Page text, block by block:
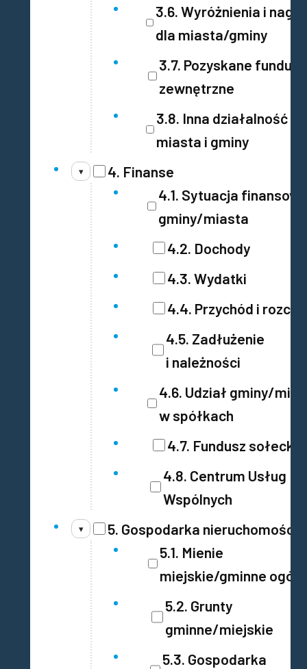
3.6. Wyróżnienia i
dla miasta/gminy
3.7. Pozyskane
zewnętrzne
3.8. Inna działalność
miasta i gminy
▾
4. Finanse
4.1. Sytuacja
gminy/miasta
4.2. Dochody
4.3. Wydatki
4.4. Przychód i
4.5. Zadłużenie
i należności
4.6. Udział gminy/
w spółkach
4.7. Fundusz sołecki
4.8. Centrum Usług
Wspólnych
▾
5. Gospodarka
5.1. Mienie
miejskie/gminne
5.2. Grunty
gminne/miejskie
5.3. Gospodarka